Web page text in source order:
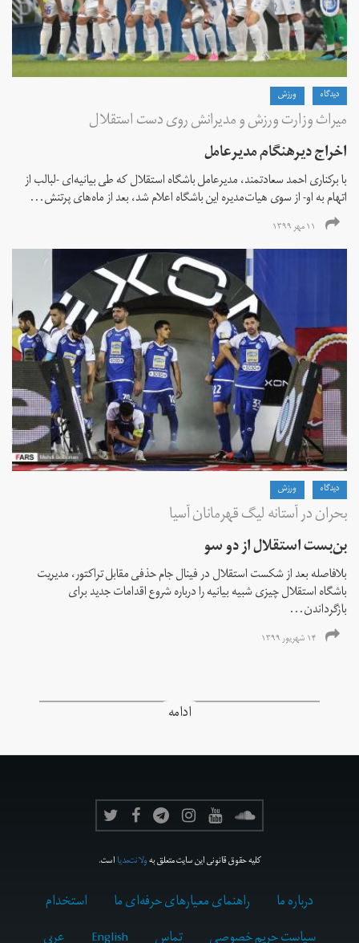
دیدگاه ورزش
میراث وزارت ورزش و مدیرانش روی دست استقلال
اخراج دیرهنگام مدیرعامل
با برکناری احمد سعادتمند، مدیرعامل باشگاه استقلال که طی بیانیه‌ای -لبالب از
اتهام به او- از سوی هیات‌مدیره این باشگاه اعلام شد، بعد از ماه‌های پرتنش...
۱۱ مهر ۱۳۹۹
دیدگاه ورزش
بحران در آستانه لیگ قهرمانان آسیا
بن‌بست استقلال از دو سو
بلافاصله بعد از شکست استقلال در فینال جام حذفی مقابل تراکتور، مدیریت
باشگاه استقلال چیزی شبیه بیانیه را درباره شروع اقدامات جدید برای
بازگرداندن...
۱۴ شهریور ۱۳۹۹
ادامه
کلیه حقوق قانونی این سایت متعلق بهولانت‌مدیااست.
درباره ما راهنمای معیارهای حرفه‌ای ما
استخدام